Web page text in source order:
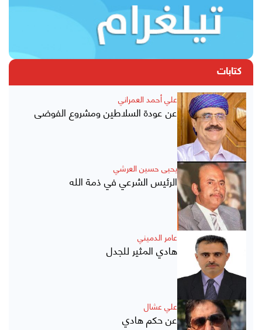
كتابات
علي أحمد العمراني
عن عودة السلاطين ومشروع الفوضى
يحيى حسين العرشي
الرئيس الشرعي في ذمة الله
عامر الدميني
هادي المثير للجدل
علي عشال
عن حكم هادي